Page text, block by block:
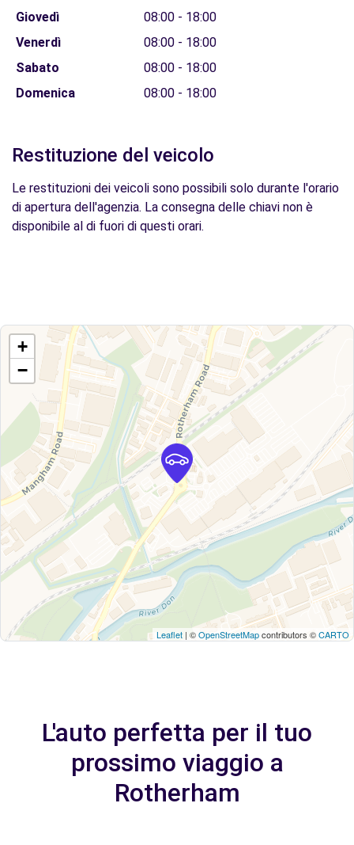
Giovedì
08:00 - 18:00
Venerdì
08:00 - 18:00
Sabato
08:00 - 18:00
Domenica
08:00 - 18:00
Restituzione del veicolo
Le restituzioni dei veicoli sono possibili solo durante l'orario
di apertura dell'agenzia. La consegna delle chiavi non è
disponibile al di fuori di questi orari.
+
−
Leaflet | ©OpenStreetMapcontributors ©CARTO
L'auto perfetta per il tuo
prossimo viaggio a
Rotherham